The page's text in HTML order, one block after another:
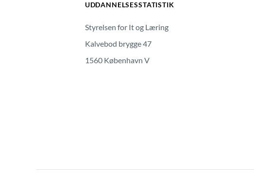
UDDANNELSESSTATISTIK
Styrelsen for It og Læring
Kalvebod brygge 47
1560 København V